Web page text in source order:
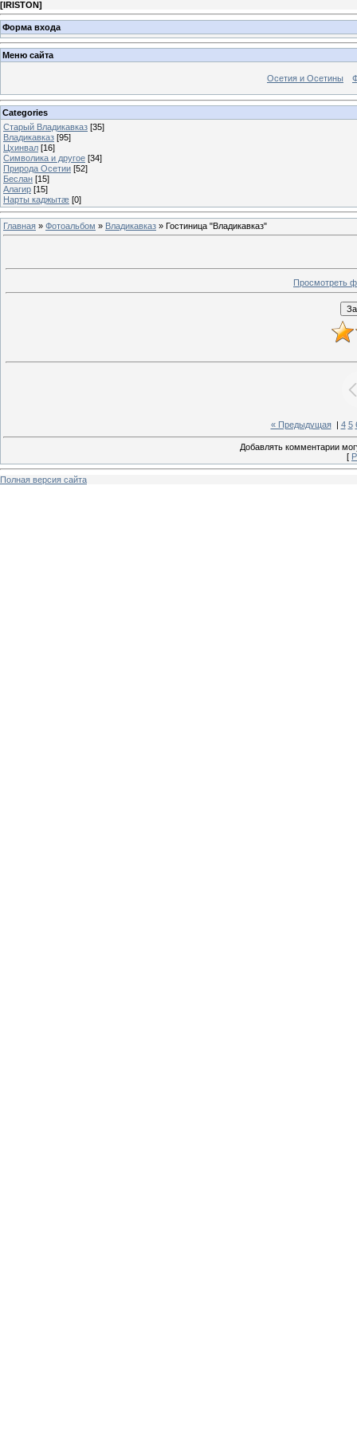
[IRISTON]
Форма входа
Меню сайта
Осетия и Осетины
Categories
Старый Владикавказ [35]
Владикавказ [95]
Цхинвал [16]
Символика и другое [34]
Природа Осетии [52]
Беслан [15]
Алагир [15]
Нарты каджытæ [0]
Главная » Фотоальбом » Владикавказ » Гостиница "Владикавказ"
Просмотреть
« Предыдущая| 4 5
Добавлять комментарии
[
Полная версия сайта